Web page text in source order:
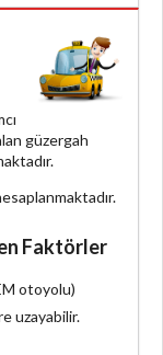
güzergah
Faktörler
otoyolu)
uzayabilir.